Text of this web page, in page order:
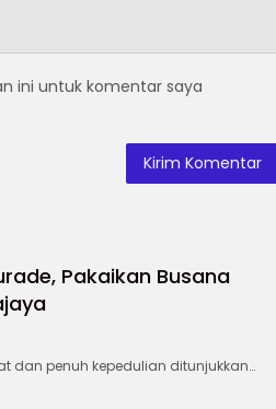
ini untuk komentar saya
Pakaikan Busana
dan penuh kepedulian ditunjukkan…